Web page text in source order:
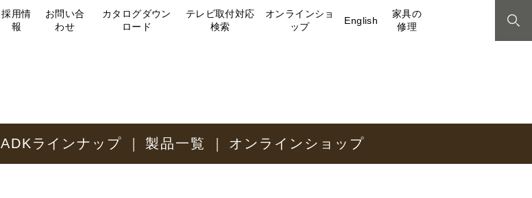
採用情
報
お問い合
わせ
カタログダウン
ロード
テレビ取付対応
検索
オンラインショ
ップ
English
家具の
修理
ADKラインナップ 製品一覧 オンラインショップ